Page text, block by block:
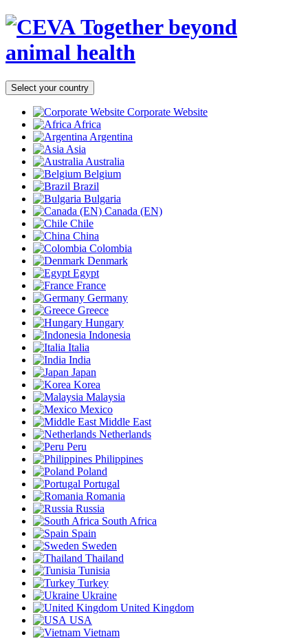
Together beyond
animal health
Select your country
Corporate Website
Africa
Argentina
Asia
Australia
Belgium
Brazil
Bulgaria
Canada (EN)
Chile
China
Colombia
Denmark
Egypt
France
Germany
Greece
Hungary
Indonesia
Italia
India
Japan
Korea
Malaysia
Mexico
Middle East
Netherlands
Peru
Philippines
Poland
Portugal
Romania
Russia
South Africa
Spain
Sweden
Thailand
Tunisia
Turkey
Ukraine
United Kingdom
USA
Vietnam